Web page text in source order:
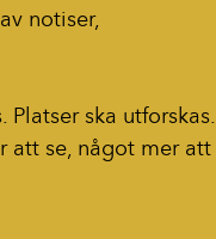
notiser,
ska utforskas.
att se, något mer att